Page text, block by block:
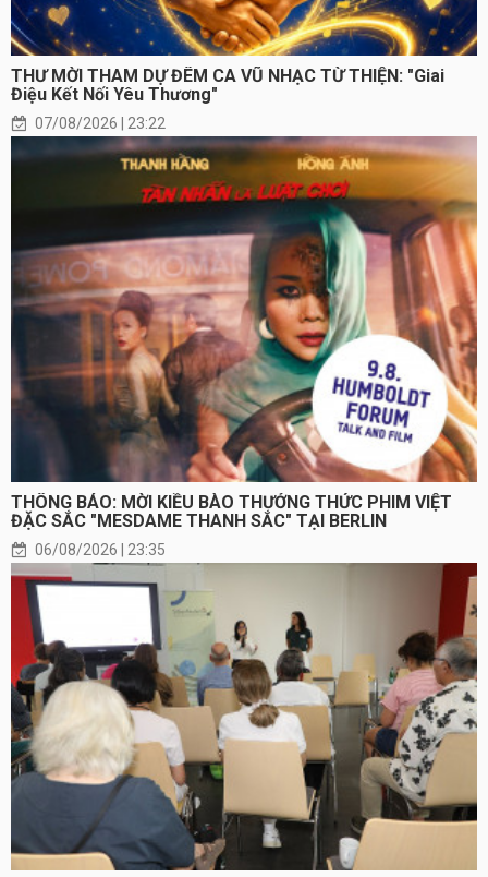
THƯ MỜI THAM DỰ ĐÊM CA VŨ NHẠC TỪ THIỆN: "Giai
Điệu Kết Nối Yêu Thương"
07/08/2026 | 23:22
THÔNG BÁO: MỜI KIỀU BÀO THƯỞNG THỨC PHIM VIỆT
ĐẶC SẮC "MESDAME THANH SẮC" TẠI BERLIN
06/08/2026 | 23:35